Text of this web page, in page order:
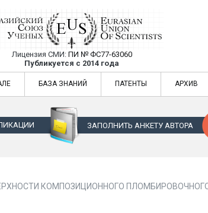
Союз Ученых —
Лицензия СМИ: ПИ № ФС77-63060
Публикуется с 2014 года
Ученых — публикация научных статей в
БАЗА ЗНАНИЙ ПАТЕНТЫ АРХИВ
ЗАПОЛНИТЬ АНКЕТУ АВТОРА
КОМПОЗИЦИОННОГО